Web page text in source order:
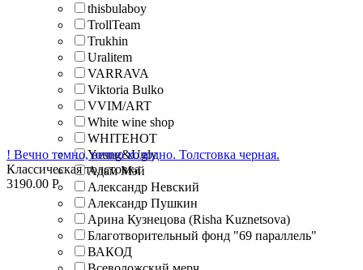
thisbulaboy
TrollTeam
Trukhin
Uralitem
VARRAVA
Viktoria Bulko
VVIM/ART
White wine shop
WHITEHOT
Young&Ugly
Адам Мэй
Александр Невский
Александр Пушкин
Арина Кузнецова (Risha Kuznetsova)
Благотворительный фонд "69 параллель"
ВАКОД
! Вечно темно, вечно холодно. Толстовка черная.
Классическая толстовка
3190.00 Р